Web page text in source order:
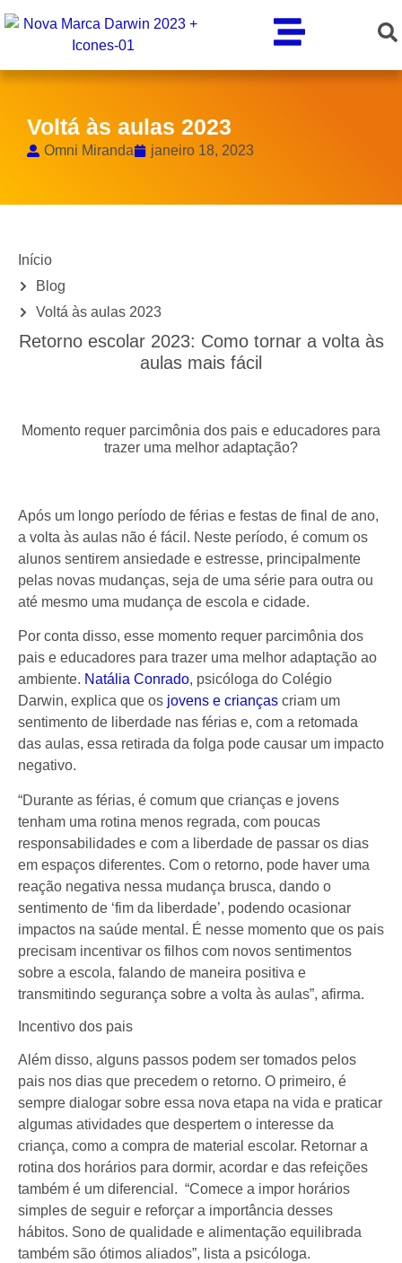
Voltá às aulas 2023
Omni Miranda janeiro 18, 2023
Início
Blog
Voltá às aulas 2023
Retorno escolar 2023: Como tornar a voltaàs
aulas mais fácil
Momento requer parcimônia dos pais e educadores para
trazer uma melhor adaptação?
Após um longo período de férias e festas de final de ano,
a volta às aulas não é fácil. Neste período, é comum os
alunos sentirem ansiedade e estresse, principalmente
pelas novas mudanças, seja de uma série para outra ou
até mesmo uma mudança de escola e cidade.
Por conta disso, esse momento requer parcimônia dos
pais e educadores para trazer uma melhor adaptação ao
ambiente. Natália Conrado, psicóloga do Colégio
Darwin, explica que os jovens e crianças criam um
sentimento de liberdade nas férias e, com a retomada
das aulas, essa retirada da folga pode causar um impacto
negativo.
“Durante as férias, é comum que crianças e jovens
tenham uma rotina menos regrada, com poucas
responsabilidades e com a liberdade de passar os dias
em espaços diferentes. Com o retorno, pode haver uma
reação negativa nessa mudança brusca, dando o
sentimento de ‘fim da liberdade’, podendo ocasionar
impactos na saúde mental. É nesse momento que os pais
precisam incentivar os filhos com novos sentimentos
sobre a escola, falando de maneira positiva e
transmitindo segurança sobre a volta às aulas”, afirma.
Incentivo dos pais
Além disso, alguns passos podem ser tomados pelos
pais nos dias que precedem o retorno. O primeiro, é
sempre dialogar sobre essa nova etapa na vida e praticar
algumas atividades que despertem o interesse da
criança, como a compra de material escolar. Retornar a
rotina dos horários para dormir, acordar e das refeições
também é um diferencial. “Comece a impor horários
simples de seguir e reforçar a importância desses
hábitos. Sono de qualidade e alimentação equilibrada
também são ótimos aliados”, lista a psicóloga.